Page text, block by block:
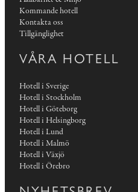
Kommande hotell
Kontakta oss
Tillgänglighet
VÅRA HOTELL
Hotell i Sverige
Hotell i Stockholm
Hotell i Göteborg
Hotell i Helsingborg
Hotell i Lund
Hotell i Malmö
Hotell i Växjö
Hotell i Örebro